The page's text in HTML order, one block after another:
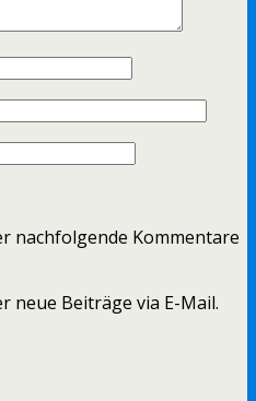
nachfolgende Kommentare
neue Beiträge via E-Mail.